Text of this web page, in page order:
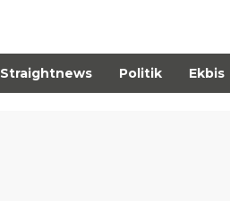
Straightnews Politik Ekbis